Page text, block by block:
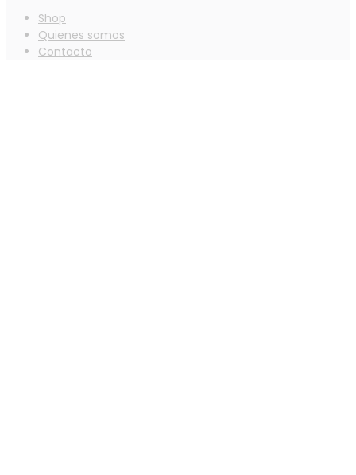
Shop
Quienes somos
Contacto